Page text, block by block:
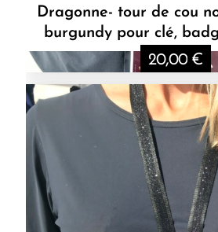
Dragonne- tour de cou
burgundy pour clé,
20,00 €